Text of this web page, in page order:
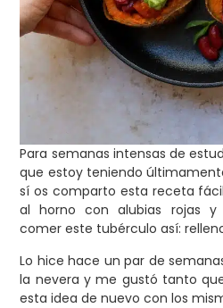
Para semanas intensas de
que estoy teniendo
sí os comparto esta receta
al horno con alubias rojas y
comer este tubérculo así:
Lo hice hace un par de
la nevera y me gustó tanto
esta idea de nuevo con los